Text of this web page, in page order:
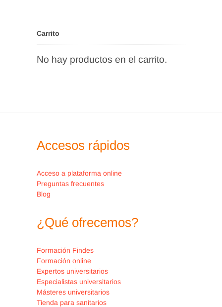
Carrito
No hay productos en el carrito.
Accesos rápidos
Acceso a plataforma online
Preguntas frecuentes
Blog
¿Qué ofrecemos?
Formación Findes
Formación online
Expertos universitarios
Especialistas universitarios
Másteres universitarios
Tienda para sanitarios